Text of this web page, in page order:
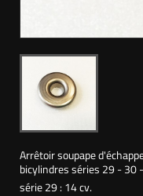
Arrêtoir soupape
bicylindres séries 29 - 30
série 29 : 14 cv.